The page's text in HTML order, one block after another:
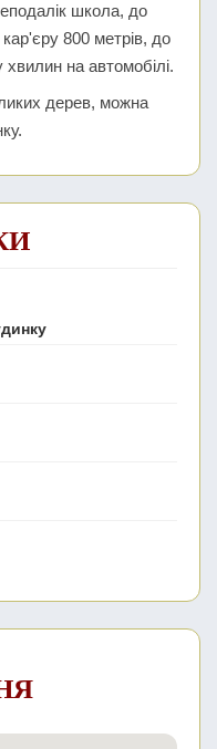
школа, до
800 метрів, до
хвилин на автомобілі.
дерев, можна